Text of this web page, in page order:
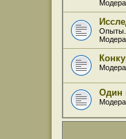
Опыты.
Один